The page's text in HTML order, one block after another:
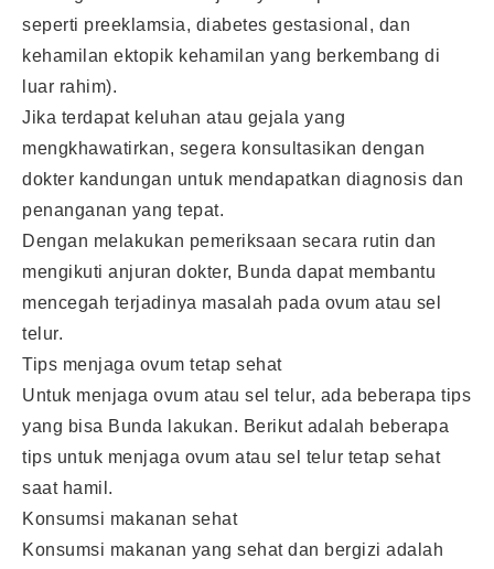
seperti preeklamsia, diabetes gestasional, dan
kehamilan ektopik kehamilan yang berkembang di
luar rahim).
Jika terdapat keluhan atau gejala yang
mengkhawatirkan, segera konsultasikan dengan
dokter kandungan untuk mendapatkan diagnosis dan
penanganan yang tepat.
Dengan melakukan pemeriksaan secara rutin dan
mengikuti anjuran dokter, Bunda dapat membantu
mencegah terjadinya masalah pada ovum atau sel
telur.
Tips menjaga ovum tetap sehat
Untuk menjaga ovum atau sel telur, ada beberapa tips
yang bisa Bunda lakukan. Berikut adalah beberapa
tips untuk menjaga ovum atau sel telur tetap sehat
saat hamil.
Konsumsi makanan sehat
Konsumsi makanan yang sehat dan bergizi adalah